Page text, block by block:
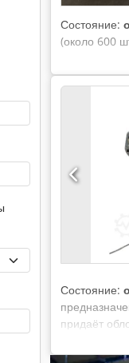
Состояние:
(около 600
Состояние:
придаёт
разной